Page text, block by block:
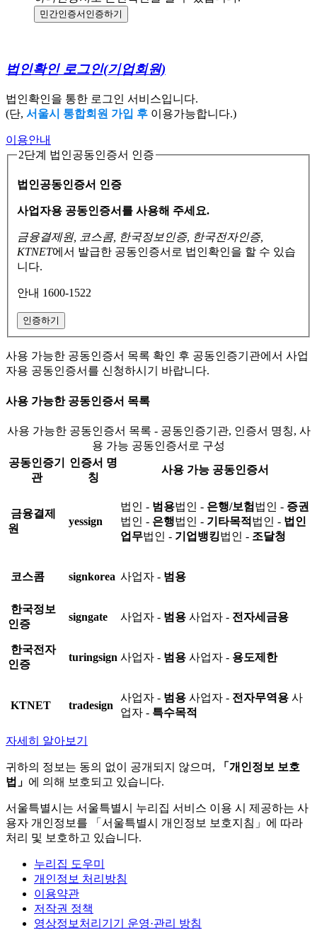
민간인증서 인증하기
법인확인 로그인(기업회원)
법인확인을 통한 로그인 서비스입니다.
(단, 서울시 통합회원 가입 후 이용가능합니다.)
이용안내
2단계 법인공동인증서 인증
법인공동인증서 인증
사업자용 공동인증서를 사용해 주세요.
금융결제원, 코스콤, 한국정보인증, 한국전자인증,
KTNET에서 발급한 공동인증서로 법인확인을 할 수 있습
니다.
안내 1600-1522
인증하기
사용 가능한 공동인증서 목록 확인 후 공동인증기관에서 사업
자용 공동인증서를 신청하시기 바랍니다.
사용 가능한 공동인증서 목록
사용 가능한 공동인증서 목록 - 공동인증기관, 인증서 명칭, 사
용 가능 공동인증서로 구성
공동인증기
관
인증서 명
칭
사용 가능 공동인증서
금융결제
원
yessign
법인 - 범용법인 - 은행/보험 법인 - 증권
법인 - 은행법인 - 기타목적 법인 - 법인
업무법인 - 기업뱅킹법인 - 조달청
코스콤 signkorea 사업자 - 범용
한국정보
인증
signgate 사업자 - 범용 사업자 - 전자세금용
한국전자
인증
turingsign 사업자 - 범용 사업자 - 용도제한
KTNET tradesign
사업자 - 범용 사업자 - 전자무역용 사
업자 - 특수목적
자세히 알아보기
귀하의 정보는 동의 없이 공개되지 않으며,
「개인정보 보호
법」 에 의해 보호되고 있습니다.
서울특별시는 서울특별시 누리집 서비스 이용 시 제공하는 사
용자 개인정보를 「서울특별시 개인정보 보호지침」에 따라
처리 및 보호하고 있습니다.
누리집 도우미
개인정보 처리방침
이용약관
저작권 정책
영상정보처리기기 운영·관리 방침